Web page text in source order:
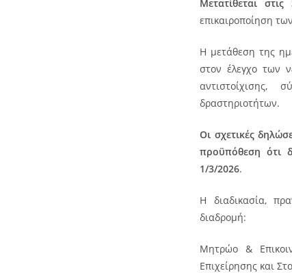
Μετατίθεται
επικαιροποίηση
Η μετάθεση της
στον έλεγχο των
αντιστοίχισης,
δραστηριοτήτων.
Οι σχετικές
προϋπόθεση ότι
1/3/2026.
Η διαδικασία,
διαδρομή:
Μητρώο &
Επιχείρησης και